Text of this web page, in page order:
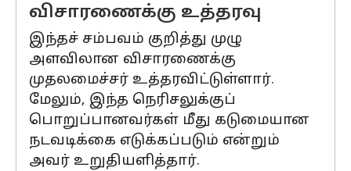
விசாரணைக்கு உத்தரவு
இந்தச் சம்பவம் குறித்து முழு
அளவிலான விசாரணைக்கு
முதலமைச்சர் உத்தரவிட்டுள்ளார்.
மேலும், இந்த நெரிசலுக்குப்
பொறுப்பானவர்கள் மீது கடுமையான
நடவடிக்கை எடுக்கப்படும் என்றும்
அவர் உறுதியளித்தார்.